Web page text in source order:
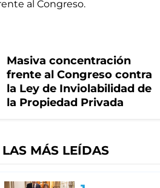
Masiva concentración
frente al Congreso contra
la Ley de Inviolabilidad de
la Propiedad Privada
LAS MÁS LEÍDAS